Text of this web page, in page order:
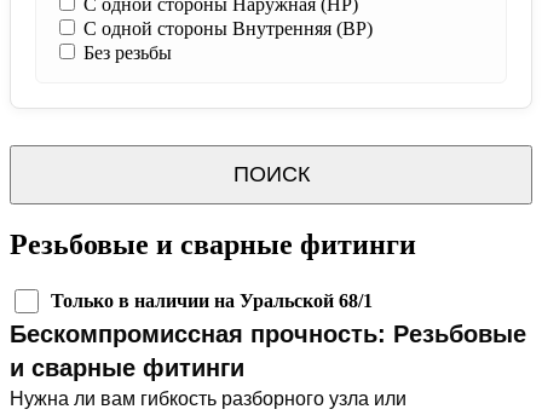
С одной стороны Наружная (НР)
С одной стороны Внутренняя (ВР)
Без резьбы
ПОИСК
Резьбовые и сварные фитинги
Только в наличии на Уральской 68/1
Бескомпромиссная прочность: Резьбовые
и сварные фитинги
Нужна ли вам гибкость разборного узла или